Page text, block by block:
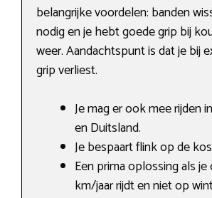
belangrijke voordelen: banden
nodig en je hebt goede grip bij
weer. Aandachtspunt is dat je bij
grip verliest.
Je mag er ook mee rijden
en Duitsland.
Je bespaart flink op de
Een prima oplossing als
km/jaar rijdt en niet op